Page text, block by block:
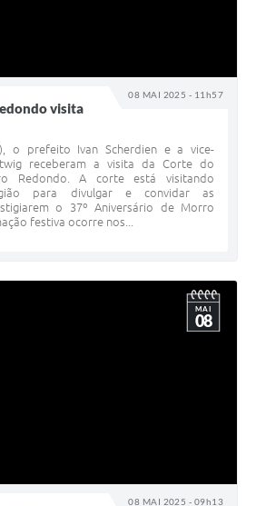
08 MAI 2025 - 11h57
visita
o prefeito Ivan Scherdien e a vice-
receberam a visita da Corte do
Redondo. A corte está visitando
para divulgar e convidar as
o 37º Aniversário de Morro
festiva ocorre nos...
08 MAI 2025 - 09h13
MAI
08